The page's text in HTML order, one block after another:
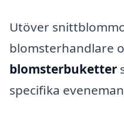
Utöver
blomsterhandlare
blomsterbuketter
specifika